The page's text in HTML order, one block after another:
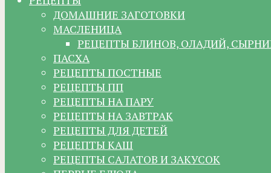
ДОМАШНИЕ ЗАГОТОВКИ
МАСЛЕНИЦА
РЕЦЕПТЫ БЛИНОВ, ОЛАДИЙ,
ПАСХА
РЕЦЕПТЫ ПОСТНЫЕ
РЕЦЕПТЫ ПП
РЕЦЕПТЫ НА ПАРУ
РЕЦЕПТЫ НА ЗАВТРАК
РЕЦЕПТЫ ДЛЯ ДЕТЕЙ
РЕЦЕПТЫ КАШ
РЕЦЕПТЫ САЛАТОВ И ЗАКУСОК